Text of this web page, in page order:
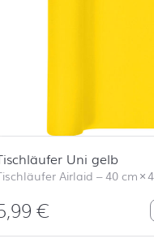
yellow Ø 6 cm
Uni gelb
Airlaid –40 cm×
€